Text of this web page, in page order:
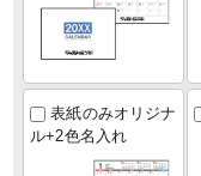
表紙のみオリジナ
ル+2色名入れ